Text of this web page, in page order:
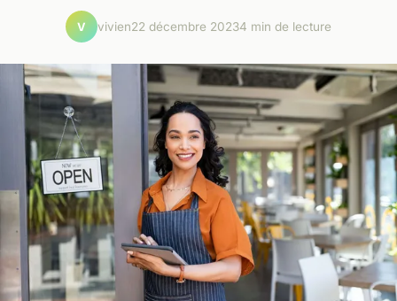
V vivien22 décembre 20234 min de lecture